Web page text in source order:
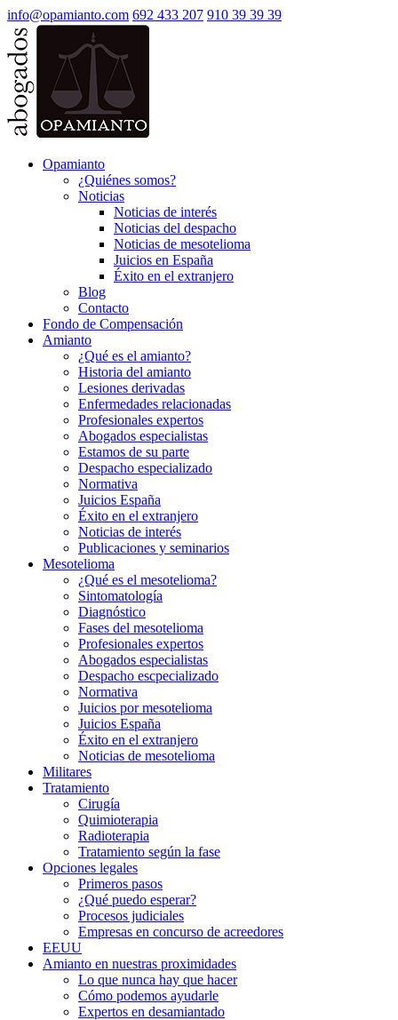
info@opamianto.com 692 433 207 910 39 39 39
Opamianto
¿Quiénes somos?
Noticias
Noticias de interés
Noticias del despacho
Noticias de mesotelioma
Juicios en España
Éxito en el extranjero
Blog
Contacto
Fondo de Compensación
Amianto
¿Qué es el amianto?
Historia del amianto
Lesiones derivadas
Enfermedades relacionadas
Profesionales expertos
Abogados especialistas
Estamos de su parte
Despacho especializado
Normativa
Juicios España
Éxito en el extranjero
Noticias de interés
Publicaciones y seminarios
Mesotelioma
¿Qué es el mesotelioma?
Sintomatología
Diagnóstico
Fases del mesotelioma
Profesionales expertos
Abogados especialistas
Despacho escpecializado
Normativa
Juicios por mesotelioma
Juicios España
Éxito en el extranjero
Noticias de mesotelioma
Militares
Tratamiento
Cirugía
Quimioterapia
Radioterapia
Tratamiento según la fase
Opciones legales
Primeros pasos
¿Qué puedo esperar?
Procesos judiciales
Empresas en concurso de acreedores
EEUU
Amianto en nuestras proximidades
Lo que nunca hay que hacer
Cómo podemos ayudarle
Expertos en desamiantado